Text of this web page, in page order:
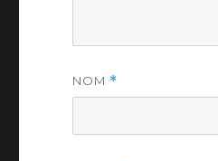
NOM *